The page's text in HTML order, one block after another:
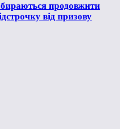
продовжити
від призову